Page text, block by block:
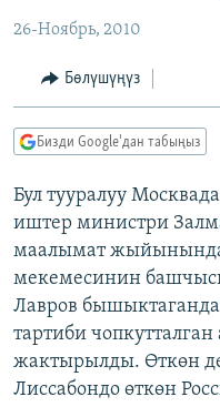
ЭКОНОМИКА
МАДАНИЯТ
БОРБОР АЗИЯ
АТАЙЫН ИЛИКТӨӨ
ТВ ПРОГРАММАЛАР
ЭКСПЕРТТЕР ТАЛДАЙТ
БИЗ ЖАНА ДҮЙНӨ
ДАНИСТЕ
ЭЖЕ-СИҢДИЛЕР
АЗАТТЫК+
ЫҢГАЙСЫЗ СУРООЛОР
ӨЗГӨЧӨ ПИКИР
Русский
ОНЛАЙН ШЕРИНЕ
26-Ноябрь, 2010
Бөлүшүңүз
Бизди Google'дан табыңыз
Бул тууралуу
иштер министри
маалымат
мекемесинин
Лавров
тартиби
жактырылды. Өткөн
Лиссабондо өткөн